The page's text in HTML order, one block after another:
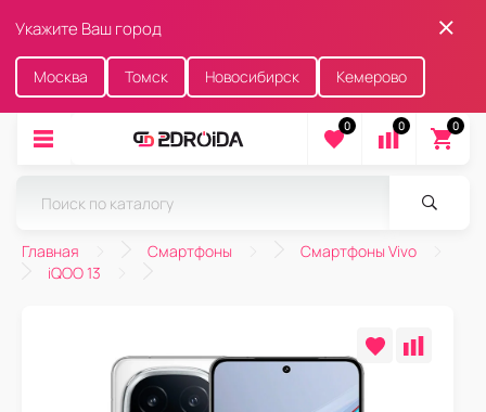
Укажите Ваш город
Москва Томск Новосибирск Кемерово
0 0 0
Главная Смартфоны
Смартфоны Vivo
iQOO 13